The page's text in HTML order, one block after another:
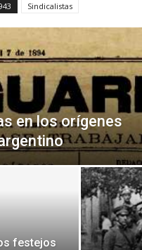
Sindicalistas
en los orígenes
festejos